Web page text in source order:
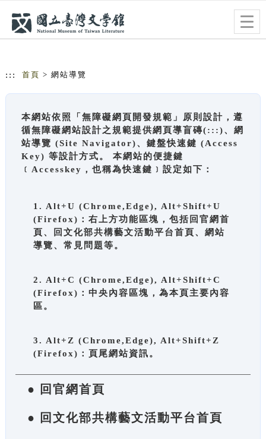
::: 首頁 > 網站導覽
本網站依照「無障礙網頁開發規範」原則設計，遵
循無障礙網站設計之規範提供網頁導盲磚(:::)、網
站導覽 (Site Navigator)、鍵盤快速鍵 (Access
Key) 等設計方式。 本網站的便捷鍵
﹝Accesskey，也稱為快速鍵﹞設定如下：
1. Alt+U (Chrome,Edge), Alt+Shift+U
(Firefox)：右上方功能區塊，包括回官網首
頁、回文化部共構藝文活動平台首頁、網站
導覽、常見問題等。
2. Alt+C (Chrome,Edge), Alt+Shift+C
(Firefox)：中央內容區塊，為本頁主要內容
區。
3. Alt+Z (Chrome,Edge), Alt+Shift+Z
(Firefox)：頁尾網站資訊。
● 回官網首頁
● 回文化部共構藝文活動平台首頁